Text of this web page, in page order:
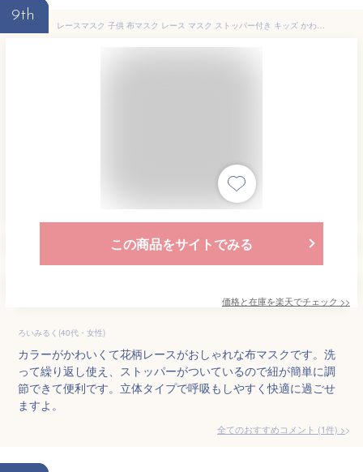
9th
レースマスク 子供 布マスク レース マスク ストッパー付き キッズ かわいい 洗えるマスク 洗える 子供用 耳 調節 子ども 綿 コットン 柄 花柄 立体 布 ファッションマスク 風邪 花粉症対策 花粉 予防 おしゃれ ピンク 小学生 卒園式 入学式 卒業式
この商品をサイトでみる
価格と在庫を楽天でチェック >>
ろいみるく(40代・女性)
カラーがかわいくて花柄レースがおしゃれな布マスクです。洗
って繰り返し使え、ストッパーがついているので紐が簡単に調
節できて便利です。立体タイプで呼吸もしやすく快適に過ごせ
ますよ。
全てのおすすめコメント (1件) >